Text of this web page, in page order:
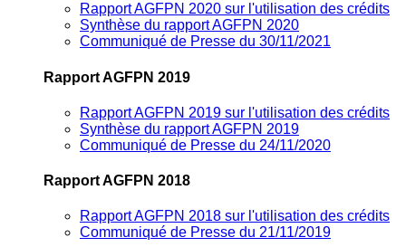
Rapport AGFPN 2020 sur l'utilisation des crédits
Synthèse du rapport AGFPN 2020
Communiqué de Presse du 30/11/2021
Rapport AGFPN 2019
Rapport AGFPN 2019 sur l'utilisation des crédits
Synthèse du rapport AGFPN 2019
Communiqué de Presse du 24/11/2020
Rapport AGFPN 2018
Rapport AGFPN 2018 sur l'utilisation des crédits
Communiqué de Presse du 21/11/2019